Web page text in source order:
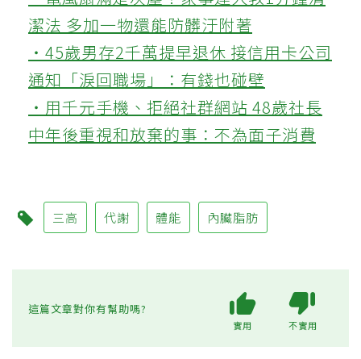
潔法 多加一物還能防髒汙附著
‧45歲男存2千萬提早退休 接信用卡公司
通知「淚回職場」：有錢也碰壁
‧用千元手機、拒絕社群網站 48歲社長
中年後重視和放棄的事：不為面子消費
三高 代謝 體能 內臟脂肪
這篇文章對你有幫助嗎?
實用 不實用